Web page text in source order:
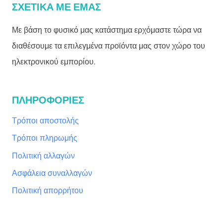
ΣΧΕΤΙΚΑ ΜΕ ΕΜΑΣ
Με βάση το φυσικό μας κατάστημα ερχόμαστε τώρα να
διαθέσουμε τα επιλεγμένα προϊόντα μας στον χώρο του
ηλεκτρονικού εμπορίου.
ΠΛΗΡΟΦΟΡΙΕΣ
Τρόποι αποστολής
Τρόποι πληρωμής
Πολιτική αλλαγών
Ασφάλεια συναλλαγών
Πολιτική απορρήτου